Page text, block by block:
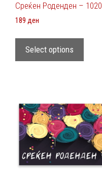
Среќен Роденден – 1020
189 ден
Select options